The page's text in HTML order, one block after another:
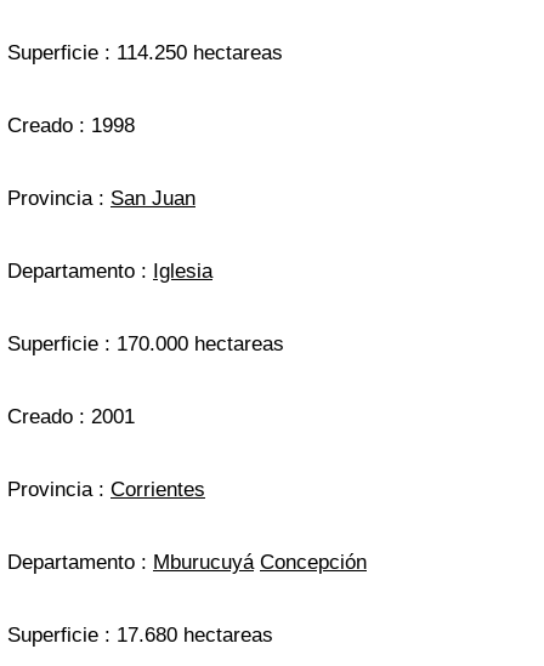
Superficie : 114.250 hectareas
Creado : 1998
Provincia : San Juan
Departamento : Iglesia
Superficie : 170.000 hectareas
Creado : 2001
Provincia : Corrientes
Departamento : Mburucuyá Concepción
Superficie : 17.680 hectareas